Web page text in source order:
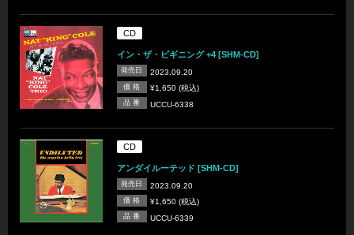
CD
イン・ザ・ビギニング +4 [SHM-CD]
発売日 2023.09.20
価 格 ¥1,650 (税込)
品 番 UCCU-6338
CD
アンダイルーテッド [SHM-CD]
発売日 2023.09.20
価 格 ¥1,650 (税込)
品 番 UCCU-6339